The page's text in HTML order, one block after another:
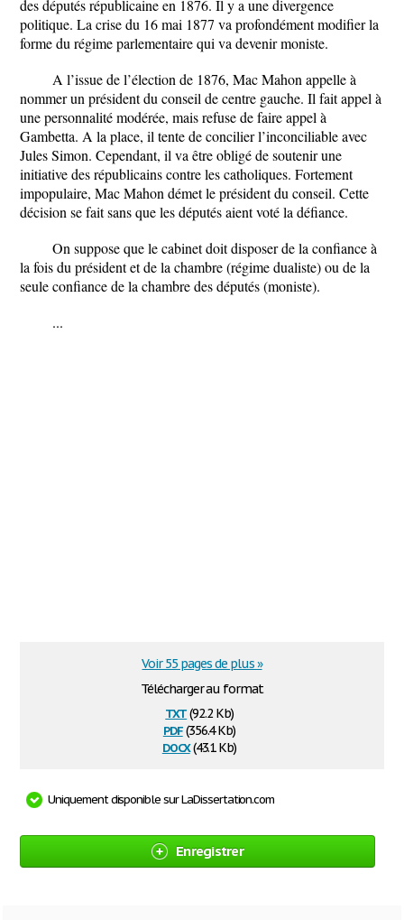
des députés républicaine en 1876. Il y a une divergence
politique. La crise du 16 mai 1877 va profondément modifier la
forme du régime parlementaire qui va devenir moniste.
A l’issue de l’élection de 1876, Mac Mahon appelle à
nommer un président du conseil de centre gauche. Il fait appel à
une personnalité modérée, mais refuse de faire appel à
Gambetta. A la place, il tente de concilier l’inconciliable avec
Jules Simon. Cependant, il va être obligé de soutenir une
initiative des républicains contre les catholiques. Fortement
impopulaire, Mac Mahon démet le président du conseil. Cette
décision se fait sans que les députés aient voté la défiance.
On suppose que le cabinet doit disposer de la confiance à
la fois du président et de la chambre (régime dualiste) ou de la
seule confiance de la chambre des députés (moniste).
...
Télécharger au format
txt(92.2 Kb)
pdf(356.4 Kb)
docx(43.1 Kb)
Voir 55 pages de plus »
Uniquement disponible sur LaDissertation.com
Enregistrer